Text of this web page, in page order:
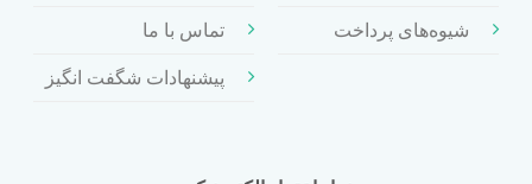
شیوه‌های پرداخت تماس با ما
پیشنهادات شگفت انگیز